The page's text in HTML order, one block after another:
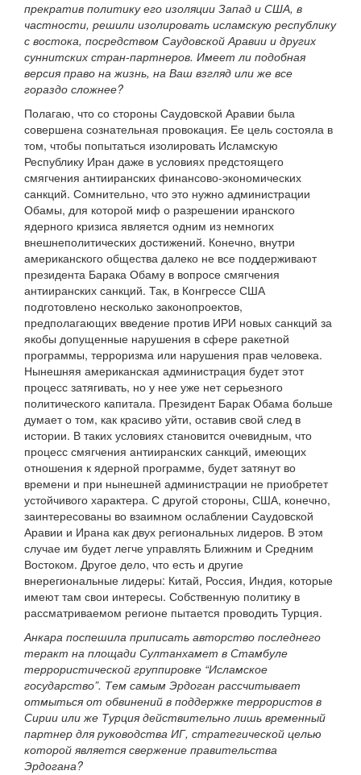
прекратив политику его изоляции Запад и США, в
частности, решили изолировать исламскую республику
с востока, посредством Саудовской Аравии и других
суннитских стран-партнеров. Имеет ли подобная
версия право на жизнь, на Ваш взгляд или же все
гораздо сложнее?
Полагаю, что со стороны Саудовской Аравии была
совершена сознательная провокация. Ее цель состояла в
том, чтобы попытаться изолировать Исламскую
Республику Иран даже в условиях предстоящего
смягчения антииранских финансово-экономических
санкций. Сомнительно, что это нужно администрации
Обамы, для которой миф о разрешении иранского
ядерного кризиса является одним из немногих
внешнеполитических достижений. Конечно, внутри
американского общества далеко не все поддерживают
президента Барака Обаму в вопросе смягчения
антииранских санкций. Так, в Конгрессе США
подготовлено несколько законопроектов,
предполагающих введение против ИРИ новых санкций за
якобы допущенные нарушения в сфере ракетной
программы, терроризма или нарушения прав человека.
Нынешняя американская администрация будет этот
процесс затягивать, но у нее уже нет серьезного
политического капитала. Президент Барак Обама больше
думает о том, как красиво уйти, оставив свой след в
истории. В таких условиях становится очевидным, что
процесс смягчения антииранских санкций, имеющих
отношения к ядерной программе, будет затянут во
времени и при нынешней администрации не приобретет
устойчивого характера. С другой стороны, США, конечно,
заинтересованы во взаимном ослаблении Саудовской
Аравии и Ирана как двух региональных лидеров. В этом
случае им будет легче управлять Ближним и Средним
Востоком. Другое дело, что есть и другие
внерегиональные лидеры: Китай, Россия, Индия, которые
имеют там свои интересы. Собственную политику в
рассматриваемом регионе пытается проводить Турция.
Анкара поспешила приписать авторство последнего
теракт на площади Султанхамет в Стамбуле
террористической группировке “Исламское
государство”. Тем самым Эрдоган рассчитывает
отмыться от обвинений в поддержке террористов в
Сирии или же Турция действительно лишь временный
партнер для руководства ИГ, стратегической целью
которой является свержение правительства
Эрдогана?